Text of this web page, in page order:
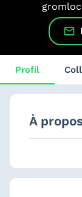
Profil
À